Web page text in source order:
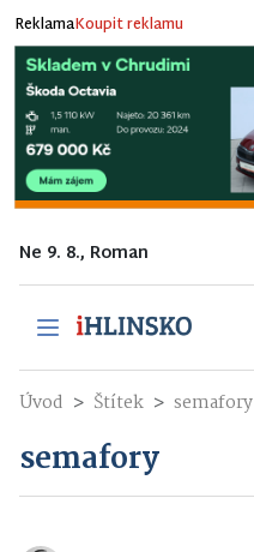
ReklamaKoupit reklamu
Ne 9. 8., Roman
Úvod Štítek semafory
semafory